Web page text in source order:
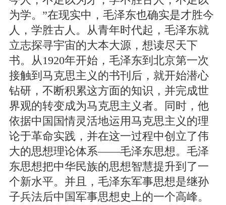
为学。”在现实中，毛泽东也确实是才胜今
人，学胜古人。从青年时代起，毛泽东就
立志探寻宇宙的大本大源，想读尽天下
书。从1920年开始，毛泽东到北京第一次
接触到马克思主义的书刊后，就开始潜心
钻研，不断积累这方面的知识，并完成世
界观的转变成为马克思主义者。同时，他
依据中国国情灵活地运用马克思主义的理
论于革命实践，并在这一过程中创立了伟
大的思想理论体系——毛泽东思想。毛泽
东思想把中华民族的思想智慧提升到了一
个新水平。并且，毛泽东军事思想是继孙
子兵法后中国军事思想史上的一个高峰。